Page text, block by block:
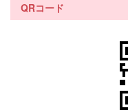
QRコード